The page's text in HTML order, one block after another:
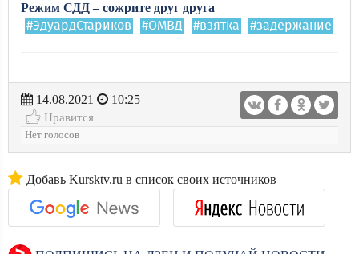
Режим СДД – сожрите друг друга
#ЭдуардСтариков #ОМВД #взятка #задержание
14.08.2021
10:25
Нравится
Нет голосов
Добавь Kursktv.ru в список своих источников